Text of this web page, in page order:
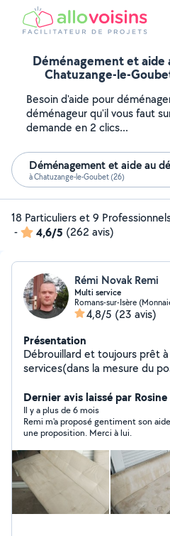
Déménagement et aide
Chatuzange-le-
Besoin d'aide pour
déménageur qu'il vous faut
demande en 2 clics...
Déménagement et aide au
à Chatuzange-le-Goubet (26)
18 Particuliers et 9
-
4,6/5 (262 avis)
Rémi Novak Remi
Multi service
Romans-sur-Isère
4,8/5 (23 avis)
Présentation
Débrouillard et toujours prêt
services(dans la mesure du
Dernier avis laissé par
Il y a plus de 6 mois
Remi m'a proposé gentiment son
une proposition. Merci à lui.